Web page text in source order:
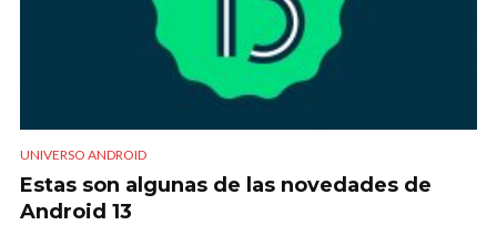
UNIVERSO ANDROID
Estas son algunas de las novedades de
Android 13